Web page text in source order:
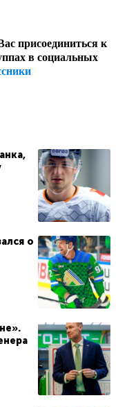
присоединиться к
в социальных
о